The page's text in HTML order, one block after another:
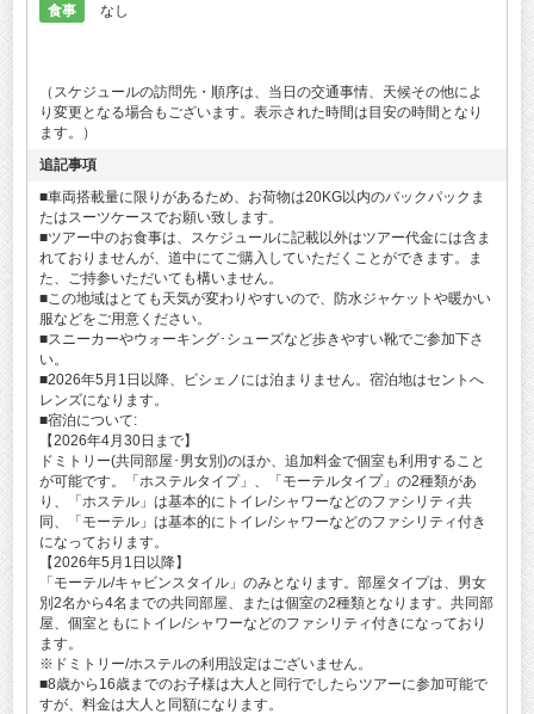
食事 なし
（スケジュールの訪問先・順序は、当日の交通事情、天候その他によ
り変更となる場合もございます。表示された時間は目安の時間となり
ます。）
追記事項
■車両搭載量に限りがあるため、お荷物は20KG以内のバックパックま
たはスーツケースでお願い致します。
■ツアー中のお食事は、スケジュールに記載以外はツアー代金には含ま
れておりませんが、道中にてご購入していただくことができます。ま
た、ご持参いただいても構いません。
■この地域はとても天気が変わりやすいので、防水ジャケットや暖かい
服などをご用意ください。
■スニーカーやウォーキング･シューズなど歩きやすい靴でご参加下さ
い。
■2026年5月1日以降、ビシェノには泊まりません。宿泊地はセントへ
レンズになります。
■宿泊について:
【2026年4月30日まで】
ドミトリー(共同部屋･男女別)のほか、追加料金で個室も利用すること
が可能です。「ホステルタイプ」、「モーテルタイプ」の2種類があ
り、「ホステル」は基本的にトイレ/シャワーなどのファシリティ共
同、「モーテル」は基本的にトイレ/シャワーなどのファシリティ付き
になっております。
【2026年5月1日以降】
「モーテル/キャビンスタイル」のみとなります。部屋タイプは、男女
別2名から4名までの共同部屋、または個室の2種類となります。共同部
屋、個室ともにトイレ/シャワーなどのファシリティ付きになっており
ます。
※ドミトリー/ホステルの利用設定はございません。
■8歳から16歳までのお子様は大人と同行でしたらツアーに参加可能で
すが、料金は大人と同額になります。